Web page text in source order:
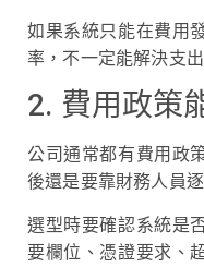
如果系統只能在費用
率，不一定能解決支出
2. 費用政策
公司通常都有費用政
後還是要靠財務人員
選型時要確認系統是
要欄位、憑證要求、